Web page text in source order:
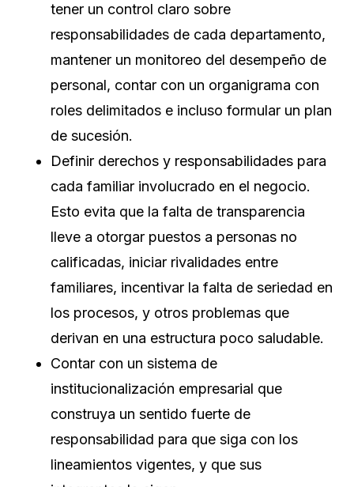
tener un control claro sobre
responsabilidades de cada departamento,
mantener un monitoreo del desempeño de
personal, contar con un organigrama con
roles delimitados e incluso formular un plan
de sucesión.
Definir derechos y responsabilidades para
cada familiar involucrado en el negocio.
Esto evita que la falta de transparencia
lleve a otorgar puestos a personas no
calificadas, iniciar rivalidades entre
familiares, incentivar la falta de seriedad en
los procesos, y otros problemas que
derivan en una estructura poco saludable.
Contar con un sistema de
institucionalización empresarial que
construya un sentido fuerte de
responsabilidad para que siga con los
lineamientos vigentes, y que sus